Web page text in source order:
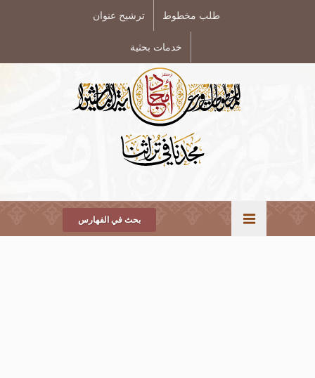
طلب مخطوط ترشيح عنوان
خدمات بحثية
بحث في الفهارس